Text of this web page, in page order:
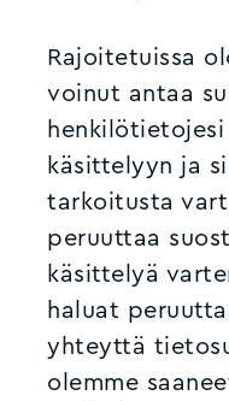
Rajoitetuissa
voinut antaa
henkilötietojesi
käsittelyyn ja
tarkoitusta
peruuttaa
käsittelyä
haluat
yhteyttä
olemme